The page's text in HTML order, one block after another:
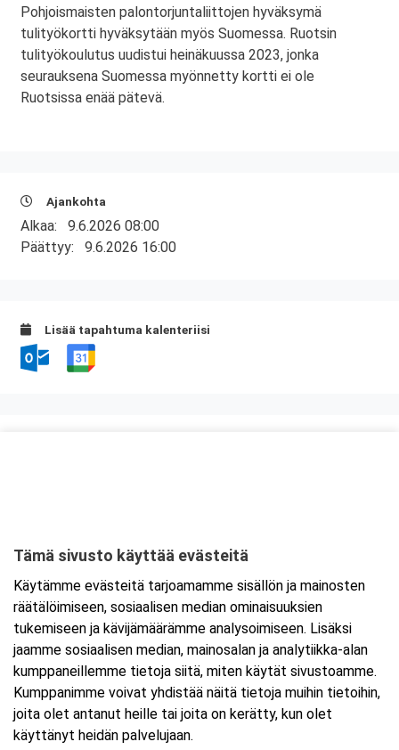
Pohjoismaisten palontorjuntaliittojen hyväksymä
tulityökortti hyväksytään myös Suomessa. Ruotsin
tulityökoulutus uudistui heinäkuussa 2023, jonka
seurauksena Suomessa myönnetty kortti ei ole
Ruotsissa enää pätevä.
Ajankohta
Alkaa: 9.6.2026 08:00
Päättyy: 9.6.2026 16:00
Lisää tapahtuma kalenteriisi
Tarkempi kartta ja ajo-ohjeet
Tämä sivusto käyttää evästeitä
Käytämme evästeitä tarjoamamme sisällön ja mainosten
räätälöimiseen, sosiaalisen median ominaisuuksien
tukemiseen ja kävijämäärämme analysoimiseen. Lisäksi
jaamme sosiaalisen median, mainosalan ja analytiikka-alan
kumppaneillemme tietoja siitä, miten käytät sivustoamme.
Kumppanimme voivat yhdistää näitä tietoja muihin tietoihin,
joita olet antanut heille tai joita on kerätty, kun olet
käyttänyt heidän palvelujaan.